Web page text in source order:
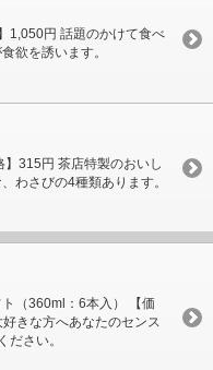
1,050円 話題のかけて食べ
欲を誘います。
】315円 茶店特製のおいし
わさびの4種類あります。
（360ml：6本入） 【価
きな方へあなたのセンス
ださい。